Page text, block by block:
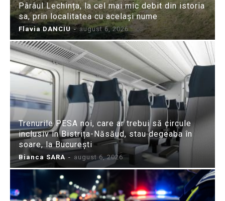
Pârâul Lechința, la cel mai mic debit din istoria
sa, prin localitatea cu același nume
Flavia DANCIU - august 6, 2026
Trenurile PESA noi, care ar trebui să circule
inclusiv în Bistrița-Năsăud, stau degeaba în
soare, la București
Bianca SARA - august 6, 2026